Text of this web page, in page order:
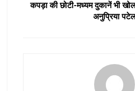
कपड़ा की छोटी-मध्यम दुकानें भी
अनुप्रिया